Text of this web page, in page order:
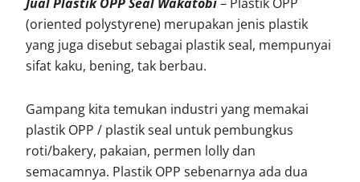
(oriented polystyrene) merupakan jenis plastik
yang juga disebut sebagai plastik seal, mempunyai
sifat kaku, bening, tak berbau.
Gampang kita temukan industri yang memakai
plastik OPP / plastik seal untuk pembungkus
roti/bakery, pakaian, permen lolly dan
semacamnya. Plastik OPP sebenarnya ada dua